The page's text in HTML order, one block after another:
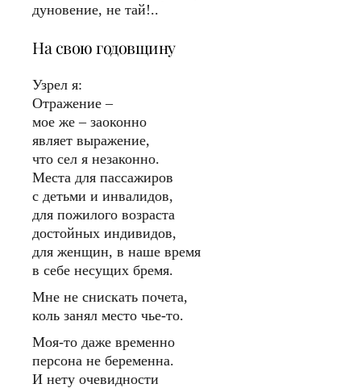
дуновение, не тай!..
На свою годовщину
Узрел я:
Отражение –
мое же – заоконно
являет выражение,
что сел я незаконно.
Места для пассажиров
с детьми и инвалидов,
для пожилого возраста
достойных индивидов,
для женщин, в наше время
в себе несущих бремя.
Мне не снискать почета,
коль занял место чье-то.
Моя-то даже временно
персона не беременна.
И нету очевидности